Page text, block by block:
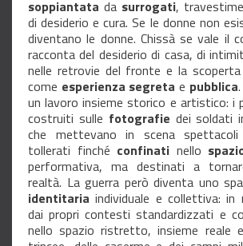
soppiantata da surrogati,
di desiderio e cura. Se le donne non
diventano le donne. Chissà se vale il
racconta del desiderio di casa, di
nelle retrovie del fronte e la scoperta
come esperienza segretae pubblica
un lavoro insieme storico e artistico: i
costruiti sulle fotografie dei soldati
che mettevano in scena
tollerati finché confinati nello
performativa, ma destinati a
realtà. La guerra però diventa uno
identitariaindividuale e collettiva: in
dai propri contesti standardizzati e
nello spazio ristretto, insieme reale